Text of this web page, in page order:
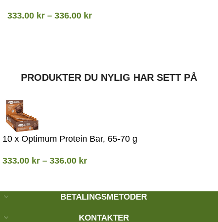
333.00 kr – 336.00 kr
PRODUKTER DU NYLIG HAR SETT PÅ
10 x Optimum Protein Bar, 65-70 g
333.00 kr – 336.00 kr
BETALINGSMETODER
KONTAKTER